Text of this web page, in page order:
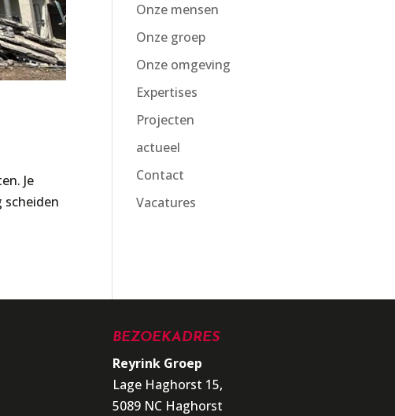
Je
Onze mensen
Onze groep
Onze omgeving
Expertises
Projecten
actueel
Contact
Vacatures
BEZOEKADRES
Reyrink Groep
Lage Haghorst 15,
5089 NC Haghorst